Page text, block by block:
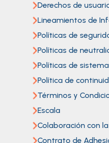
Derechos de
Lineamientos de
Políticas de
Políticas de
Políticas de
Política de
Términos y
Escala
Colaboración con
Contrato de